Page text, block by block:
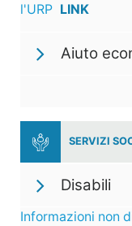
l'URP LINK
Aiuto
SERVIZI
Disabili
Informazioni non